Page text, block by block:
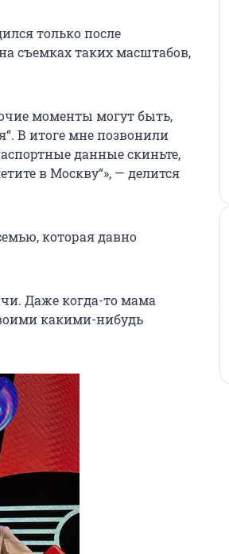
только после
съемках таких масштабов,
моменты могут быть,
В итоге мне позвонили
данные скиньте,
в Москву“», — делится
которая давно
Даже когда-то мама
какими-нибудь